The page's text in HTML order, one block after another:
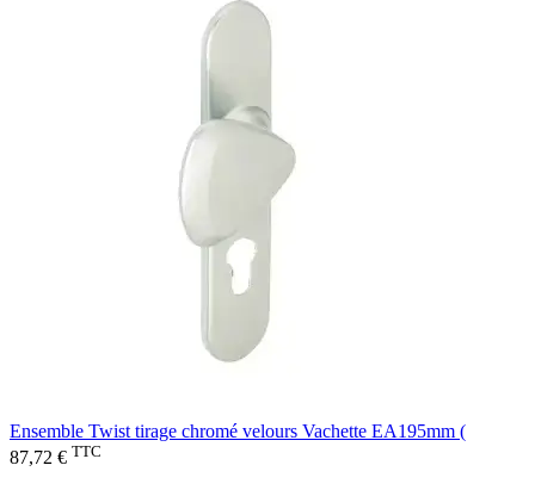
Ensemble Twist tirage chromé velours Vachette EA195mm (
87,72 € TTC